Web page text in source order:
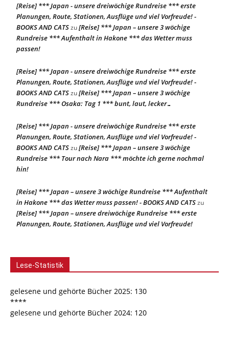
[Reise] *** Japan - unsere dreiwöchige Rundreise *** erste
Planungen, Route, Stationen, Ausflüge und viel Vorfreude! -
BOOKS AND CATSzu[Reise] *** Japan – unsere 3 wöchige
Rundreise *** Aufenthalt in Hakone *** das Wetter muss
passen!
[Reise] *** Japan - unsere dreiwöchige Rundreise *** erste
Planungen, Route, Stationen, Ausflüge und viel Vorfreude! -
BOOKS AND CATSzu[Reise] *** Japan – unsere 3 wöchige
Rundreise *** Osaka: Tag 1 *** bunt, laut, lecker…
[Reise] *** Japan - unsere dreiwöchige Rundreise *** erste
Planungen, Route, Stationen, Ausflüge und viel Vorfreude! -
BOOKS AND CATSzu[Reise] *** Japan – unsere 3 wöchige
Rundreise *** Tour nach Nara *** möchte ich gerne nochmal
hin!
[Reise] *** Japan – unsere 3 wöchige Rundreise *** Aufenthalt
in Hakone *** das Wetter muss passen! - BOOKS AND CATSzu
[Reise] *** Japan – unsere dreiwöchige Rundreise *** erste
Planungen, Route, Stationen, Ausflüge und viel Vorfreude!
Lese-Statistik
gelesene und gehörte Bücher 2025: 130
****
gelesene und gehörte Bücher 2024: 120